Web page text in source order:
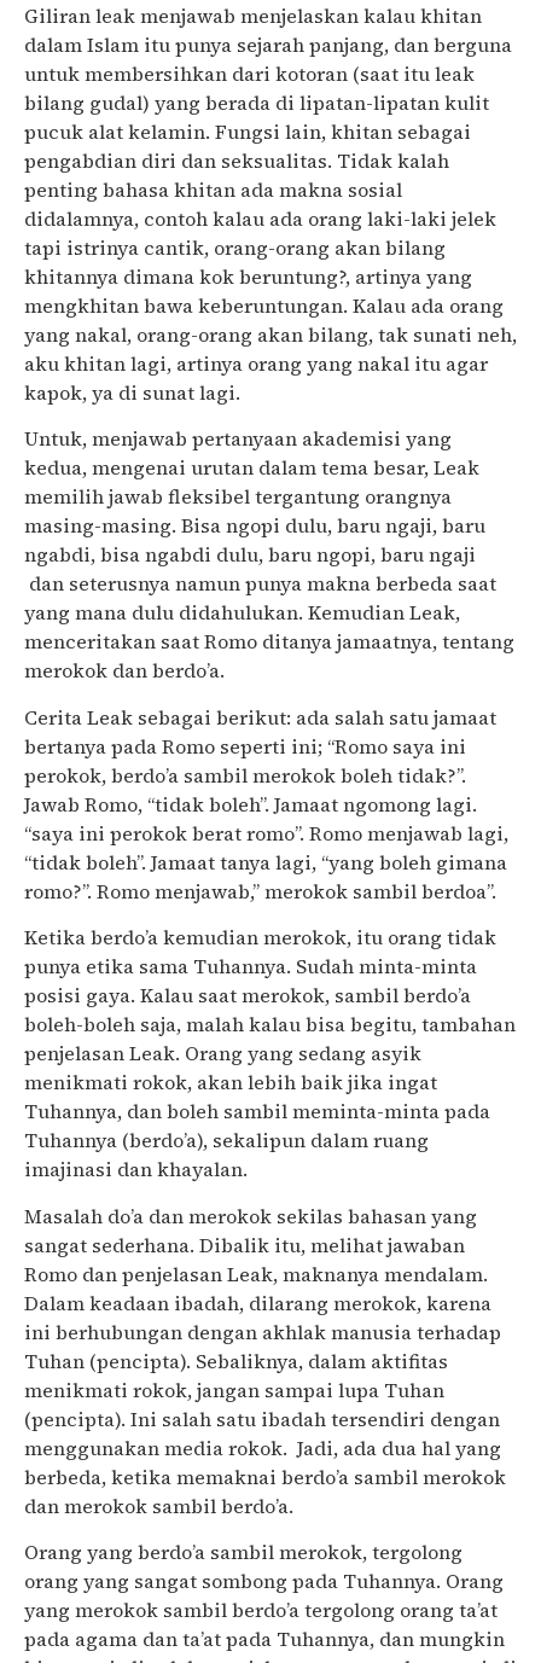
Giliran leak menjawab menjelaskan kalau khitan
dalam Islam itu punya sejarah panjang, dan berguna
untuk membersihkan dari kotoran (saat itu leak
bilang gudal) yang berada di lipatan-lipatan kulit
pucuk alat kelamin. Fungsi lain, khitan sebagai
pengabdian diri dan seksualitas. Tidak kalah
penting bahasa khitan ada makna sosial
didalamnya, contoh kalau ada orang laki-laki jelek
tapi istrinya cantik, orang-orang akan bilang
khitannya dimana kok beruntung?, artinya yang
mengkhitan bawa keberuntungan. Kalau ada orang
yang nakal, orang-orang akan bilang, tak sunati neh,
aku khitan lagi, artinya orang yang nakal itu agar
kapok, ya di sunat lagi.
Untuk, menjawab pertanyaan akademisi yang
kedua, mengenai urutan dalam tema besar, Leak
memilih jawab fleksibel tergantung orangnya
masing-masing. Bisa ngopi dulu, baru ngaji, baru
ngabdi, bisa ngabdi dulu, baru ngopi, baru ngaji
dan seterusnya namun punya makna berbeda saat
yang mana dulu didahulukan. Kemudian Leak,
menceritakan saat Romo ditanya jamaatnya, tentang
merokok dan berdo’a.
Cerita Leak sebagai berikut: ada salah satu jamaat
bertanya pada Romo seperti ini; “Romo saya ini
perokok, berdo’a sambil merokok boleh tidak?”.
Jawab Romo, “tidak boleh”. Jamaat ngomong lagi.
“saya ini perokok berat romo”. Romo menjawab lagi,
“tidak boleh”. Jamaat tanya lagi, “yang boleh gimana
romo?”. Romo menjawab,” merokok sambil berdoa”.
Ketika berdo’a kemudian merokok, itu orang tidak
punya etika sama Tuhannya. Sudah minta-minta
posisi gaya. Kalau saat merokok, sambil berdo’a
boleh-boleh saja, malah kalau bisa begitu, tambahan
penjelasan Leak. Orang yang sedang asyik
menikmati rokok, akan lebih baik jika ingat
Tuhannya, dan boleh sambil meminta-minta pada
Tuhannya (berdo’a), sekalipun dalam ruang
imajinasi dan khayalan.
Masalah do’a dan merokok sekilas bahasan yang
sangat sederhana. Dibalik itu, melihat jawaban
Romo dan penjelasan Leak, maknanya mendalam.
Dalam keadaan ibadah, dilarang merokok, karena
ini berhubungan dengan akhlak manusia terhadap
Tuhan (pencipta). Sebaliknya, dalam aktifitas
menikmati rokok, jangan sampai lupa Tuhan
(pencipta). Ini salah satu ibadah tersendiri dengan
menggunakan media rokok. Jadi, ada dua hal yang
berbeda, ketika memaknai berdo’a sambil merokok
dan merokok sambil berdo’a.
Orang yang berdo’a sambil merokok, tergolong
orang yang sangat sombong pada Tuhannya. Orang
yang merokok sambil berdo’a tergolong orang ta’at
pada agama dan ta’at pada Tuhannya, dan mungkin